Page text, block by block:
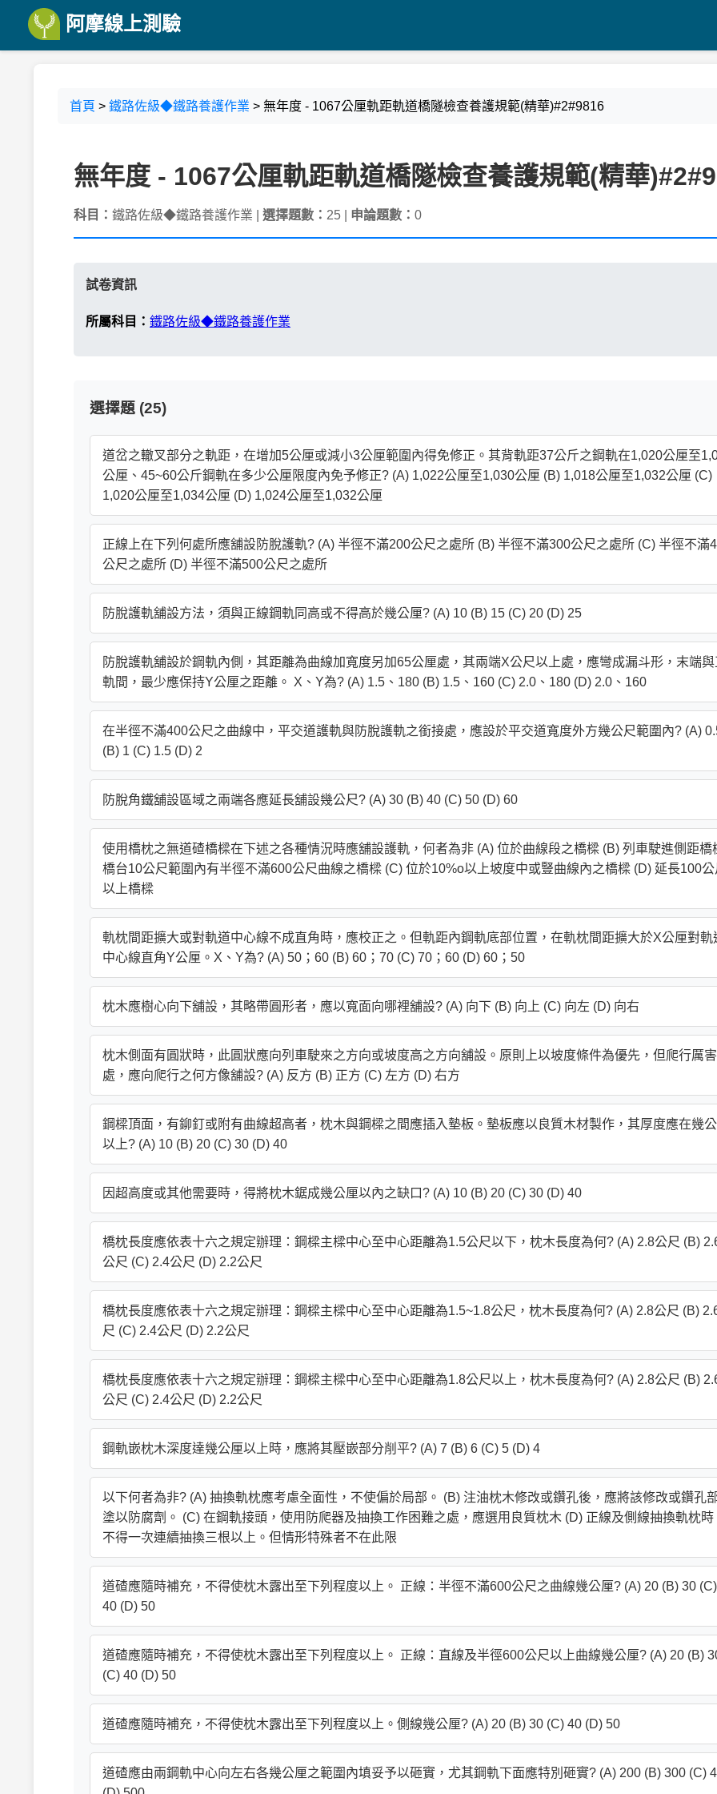
阿摩線上測驗
首頁 > 鐵路佐級◆鐵路養護作業 > 無年度 - 1067公厘軌距軌道橋隧檢查養護規範(精華)#2#9816
無年度 - 1067公厘軌距軌道橋隧檢查養護規範(精華
科目： 鐵路佐級◆鐵路養護作業 | 選擇題數： 25 | 申論題數： 0
試卷資訊
所屬科目： 鐵路佐級◆鐵路養護作業
選擇題 (25)
道岔之轍叉部分之軌距，在增加5公厘或減小3公厘範圍內得免修正。其背軌距37公斤之鋼軌在1,020公厘至
公厘、45~60公斤鋼軌在多少公厘限度內免予修正? (A) 1,022公厘至1,030公厘 (B) 1,018公厘至1,032公厘 (C)
1,020公厘至1,034公厘 (D) 1,024公厘至1,032公厘
正線上在下列何處所應舖設防脫護軌? (A) 半徑不滿200公尺之處所 (B) 半徑不滿300公尺之處所 (C) 半徑不滿
公尺之處所 (D) 半徑不滿500公尺之處所
防脫護軌舖設方法，須與正線鋼軌同高或不得高於幾公厘? (A) 10 (B) 15 (C) 20 (D) 25
防脫護軌舖設於鋼軌內側，其距離為曲線加寬度另加65公厘處，其兩端X公尺以上處，應彎成漏斗形，末端與
軌間，最少應保持Y公厘之距離。 X、Y為? (A) 1.5、180 (B) 1.5、160 (C) 2.0、180 (D) 2.0、160
在半徑不滿400公尺之曲線中，平交道護軌與防脫護軌之銜接處，應設於平交道寬度外方幾公尺範圍內? (A)
(B) 1 (C) 1.5 (D) 2
防脫角鐵舖設區域之兩端各應延長舖設幾公尺? (A) 30 (B) 40 (C) 50 (D) 60
使用橋枕之無道碴橋樑在下述之各種情況時應舖設護軌，何者為非 (A) 位於曲線段之橋樑 (B) 列車駛進側距橋
橋台10公尺範圍內有半徑不滿600公尺曲線之橋樑 (C) 位於10%o以上坡度中或豎曲線內之橋樑 (D) 延長100公
以上橋樑
軌枕間距擴大或對軌道中心線不成直角時，應校正之。但軌距內鋼軌底部位置，在軌枕間距擴大於X公厘對軌
中心線直角Y公厘。X、Y為? (A) 50；60 (B) 60；70 (C) 70；60 (D) 60；50
枕木應樹心向下舖設，其略帶圓形者，應以寬面向哪裡舖設? (A) 向下 (B) 向上 (C) 向左 (D) 向右
枕木側面有圓狀時，此圓狀應向列車駛來之方向或坡度高之方向舖設。原則上以坡度條件為優先，但爬行厲
處，應向爬行之何方像舖設? (A) 反方 (B) 正方 (C) 左方 (D) 右方
鋼樑頂面，有鉚釘或附有曲線超高者，枕木與鋼樑之間應插入墊板。墊板應以良質木材製作，其厚度應在幾
以上? (A) 10 (B) 20 (C) 30 (D) 40
因超高度或其他需要時，得將枕木鋸成幾公厘以內之缺口? (A) 10 (B) 20 (C) 30 (D) 40
橋枕長度應依表十六之規定辦理：鋼樑主樑中心至中心距離為1.5公尺以下，枕木長度為何? (A) 2.8公尺 (B)
公尺 (C) 2.4公尺 (D) 2.2公尺
橋枕長度應依表十六之規定辦理：鋼樑主樑中心至中心距離為1.5~1.8公尺，枕木長度為何? (A) 2.8公尺 (B)
尺 (C) 2.4公尺 (D) 2.2公尺
橋枕長度應依表十六之規定辦理：鋼樑主樑中心至中心距離為1.8公尺以上，枕木長度為何? (A) 2.8公尺 (B)
公尺 (C) 2.4公尺 (D) 2.2公尺
鋼軌嵌枕木深度達幾公厘以上時，應將其壓嵌部分削平? (A) 7 (B) 6 (C) 5 (D) 4
以下何者為非? (A) 抽換軌枕應考慮全面性，不使偏於局部。 (B) 注油枕木修改或鑽孔後，應將該修改或鑽孔
塗以防腐劑。 (C) 在鋼軌接頭，使用防爬器及抽換工作困難之處，應選用良質枕木 (D) 正線及側線抽換軌枕時
不得一次連續抽換三根以上。但情形特殊者不在此限
道碴應隨時補充，不得使枕木露出至下列程度以上。 正線：半徑不滿600公尺之曲線幾公厘? (A) 20 (B) 30 (C)
40 (D) 50
道碴應隨時補充，不得使枕木露出至下列程度以上。 正線：直線及半徑600公尺以上曲線幾公厘? (A) 20 (B)
(C) 40 (D) 50
道碴應隨時補充，不得使枕木露出至下列程度以上。側線幾公厘? (A) 20 (B) 30 (C) 40 (D) 50
道碴應由兩鋼軌中心向左右各幾公厘之範圍內填妥予以砸實，尤其鋼軌下面應特別砸實? (A) 200 (B) 300 (C)